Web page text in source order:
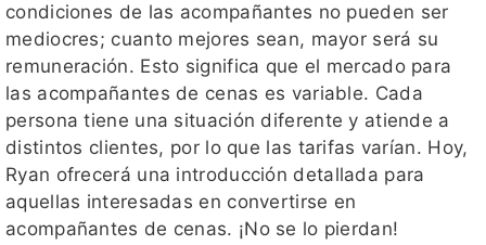
condiciones de las acompañantes no pueden ser
mediocres; cuanto mejores sean, mayor será su
remuneración. Esto significa que el mercado para
las acompañantes de cenas es variable. Cada
persona tiene una situación diferente y atiende a
distintos clientes, por lo que las tarifas varían. Hoy,
Ryan ofrecerá una introducción detallada para
aquellas interesadas en convertirse en
acompañantes de cenas. ¡No se lo pierdan!